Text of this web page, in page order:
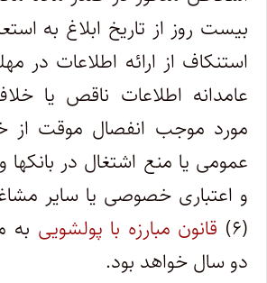
بیست روز از تاریخ ابلاغ به
استنکاف از ارائه اطلاعات در
عامدانه اطلاعات ناقص یا
مورد موجب انفصال موقت از
عمومی یا منع اشتغال در
و اعتباری خصوصی یا سایر
(۶)
قانون مبارزه با پولشویی به
دو سال خواهد بود.